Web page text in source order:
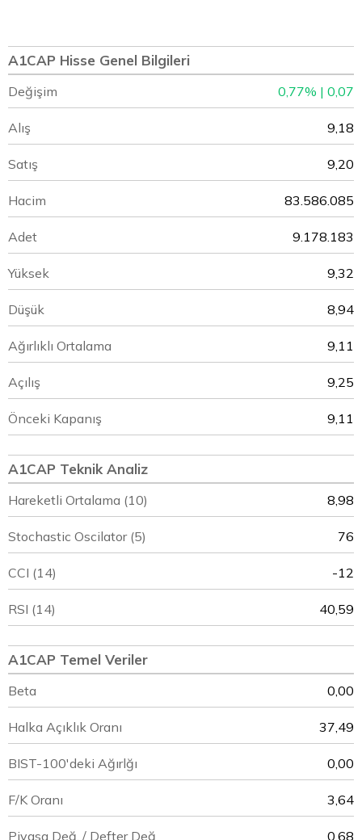
A1CAP Hisse Genel Bilgileri
Değişim 0,77% | 0,07
Alış 9,18
Satış 9,20
Hacim 83.586.085
Adet 9.178.183
Yüksek 9,32
Düşük 8,94
Ağırlıklı Ortalama 9,11
Açılış 9,25
Önceki Kapanış 9,11
A1CAP Teknik Analiz
Hareketli Ortalama (10) 8,98
Stochastic Oscilator (5) 76
CCI (14) -12
RSI (14) 40,59
A1CAP Temel Veriler
Beta 0,00
Halka Açıklık Oranı 37,49
BIST-100'deki Ağırlğı 0,00
F/K Oranı 3,64
Piyasa Değ. / Defter Değ 0,68